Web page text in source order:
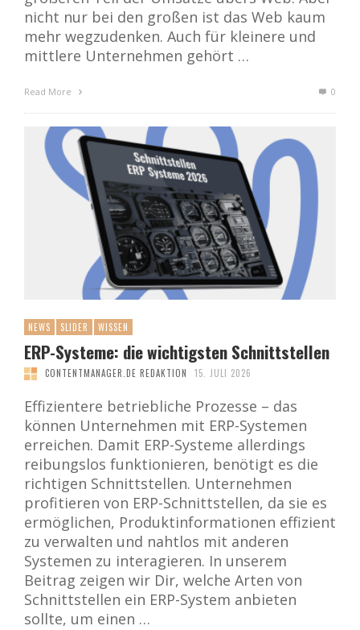
nicht nur bei den großen ist das Web kaum
mehr wegzudenken. Auch für kleinere und
mittlere Unternehmen gehört …
Read More 0
NEWS SLIDER WISSEN
ERP-Systeme: die wichtigsten Schnittstellen
CONTENTMANAGER.DE REDAKTION 15. JULI 2026
Effizientere betriebliche Prozesse – das
können Unternehmen mit ERP-Systemen
erreichen. Damit ERP-Systeme allerdings
reibungslos funktionieren, benötigt es die
richtigen Schnittstellen. Unternehmen
profitieren von ERP-Schnittstellen, da sie es
ermöglichen, Produktinformationen effizient
zu verwalten und nahtlos mit anderen
Systemen zu interagieren. In unserem
Beitrag zeigen wir Dir, welche Arten von
Schnittstellen ein ERP-System anbieten
sollte, um einen …